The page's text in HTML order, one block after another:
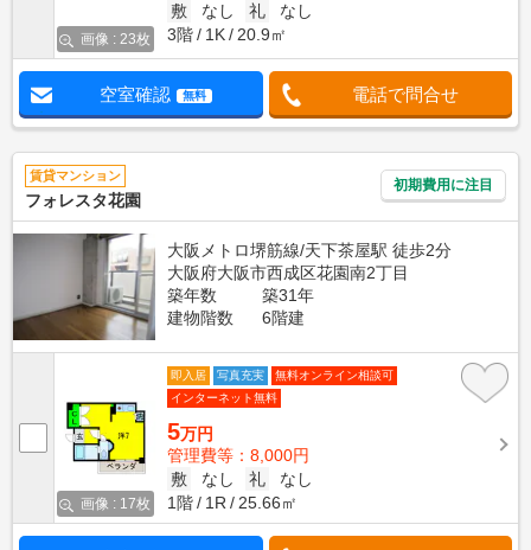
画像 : 23枚
敷
なし 礼
なし
3階
1K 20.9㎡
空室確認 無料 電話で問合せ
賃貸マンション
フォレスタ花園
初期費用に注目
大阪メトロ堺筋線/天下茶屋駅 徒歩2分
大阪府大阪市西成区花園南2丁目
築年数
築31年
建物階数
6階建
画像 : 17枚
即入居 写真充実
無料オンライン相談可
インターネット無料
5万円
管理費等：8,000円
敷
なし 礼
なし
1階
1R 25.66㎡